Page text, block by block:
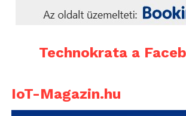
Technokrata a
IoT-Magazin.hu